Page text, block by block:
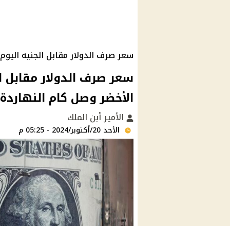
سعر صرف الدولار مقابل الجنيه اليوم 20 أكتوبر
الأخضر وصل كام
الأمير أبن الملك
الأحد 20/أكتوبر/2024 - 05:25 م